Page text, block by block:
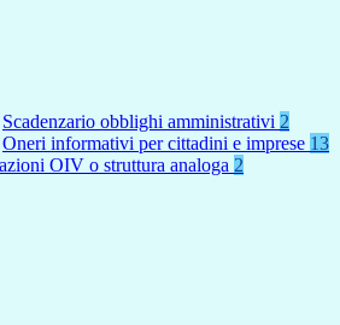
Scadenzario obblighi amministrativi 2
Oneri informativi per cittadini e imprese 13
OIV o struttura analoga 2